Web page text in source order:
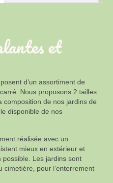
et
d’un assortiment de
Nous proposons 2 tailles
composition de nos jardins de
disponible de nos
réalisée avec un
mieux en extérieur et
possible. Les jardins sont
pour l’enterrement